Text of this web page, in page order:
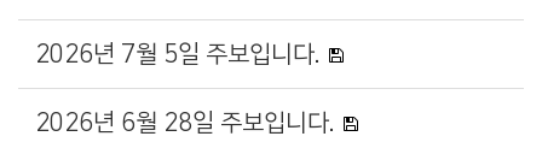
2026년 7월 5일 주보입니다.
2026년 6월 28일 주보입니다.